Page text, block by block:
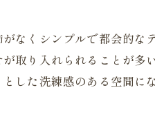
なくシンプルで都会的
取り入れられることが
した洗練感のある空間に